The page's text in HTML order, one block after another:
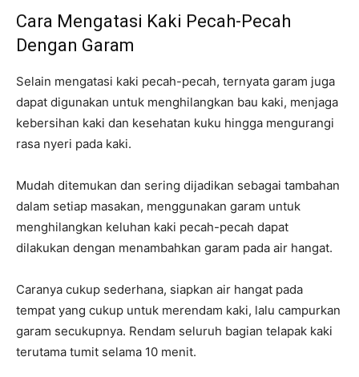
Cara Mengatasi Kaki Pecah-Pecah
Dengan Garam
Selain mengatasi kaki pecah-pecah, ternyata garam juga
dapat digunakan untuk menghilangkan bau kaki, menjaga
kebersihan kaki dan kesehatan kuku hingga mengurangi
rasa nyeri pada kaki.
Mudah ditemukan dan sering dijadikan sebagai tambahan
dalam setiap masakan, menggunakan garam untuk
menghilangkan keluhan kaki pecah-pecah dapat
dilakukan dengan menambahkan garam pada air hangat.
Caranya cukup sederhana, siapkan air hangat pada
tempat yang cukup untuk merendam kaki, lalu campurkan
garam secukupnya. Rendam seluruh bagian telapak kaki
terutama tumit selama 10 menit.